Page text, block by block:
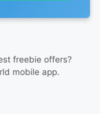
freebie offers?
mobile app.